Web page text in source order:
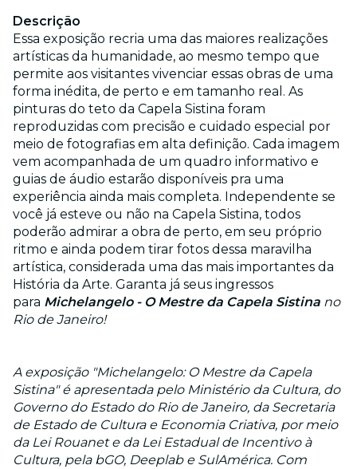
Descrição
Essa exposição recria uma das maiores realizações
artísticas da humanidade, ao mesmo tempo que
permite aos visitantes vivenciar essas obras de uma
forma inédita, de perto e em tamanho real. As
pinturas do teto da Capela Sistina foram
reproduzidas com precisão e cuidado especial por
meio de fotografias em alta definição. Cada imagem
vem acompanhada de um quadro informativo e
guias de áudio estarão disponíveis pra uma
experiência ainda mais completa. Independente se
você já esteve ou não na Capela Sistina, todos
poderão admirar a obra de perto, em seu próprio
ritmo e ainda podem tirar fotos dessa maravilha
artística, considerada uma das mais importantes da
História da Arte. Garanta já seus ingressos
para Michelangelo - O Mestre da Capela Sistina no
Rio de Janeiro!
A exposição "Michelangelo: O Mestre da Capela
Sistina" é apresentada pelo Ministério da Cultura, do
Governo do Estado do Rio de Janeiro, da Secretaria
de Estado de Cultura e Economia Criativa, por meio
da Lei Rouanet e da Lei Estadual de Incentivo à
Cultura, pela bGO, Deeplab e SulAmérica. Com